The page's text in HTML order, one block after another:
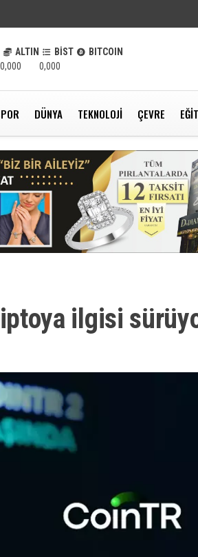
ALTIN
0,000
BİST
0,000
BITCOIN
DÜNYA TEKNOLOJI ÇEVRE
ilgisi